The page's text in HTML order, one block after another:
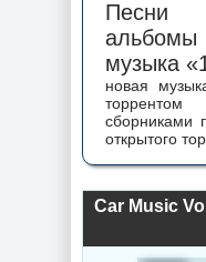
Песни
альбомы
музыка
новая
сборниками
открытого
Car Music